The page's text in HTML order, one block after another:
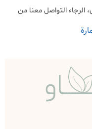
الرجاء التواصل معنا من